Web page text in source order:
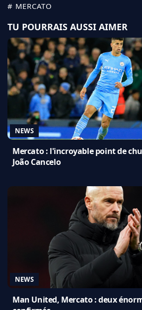
# MERCATO
TU POURRAIS AUSSI AIMER
NEWS
Mercato : l'incroyable point de
João Cancelo
NEWS
Man United, Mercato : deux